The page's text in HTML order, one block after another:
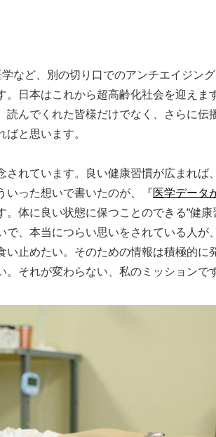
など、別の切り口でのアンチエイジン
。日本はこれから超高齢化社会を迎えま
読んでくれた皆様だけでなく、さらに伝
と思います。
されています。良い健康習慣が広まれば
いった想いで書いたのが、『医学データ
。体に良い状態に保つことのできる“健康
で、本当につらい思いをされている人が
い止めたい。そのための情報は積極的に
それが変わらない、私のミッションで